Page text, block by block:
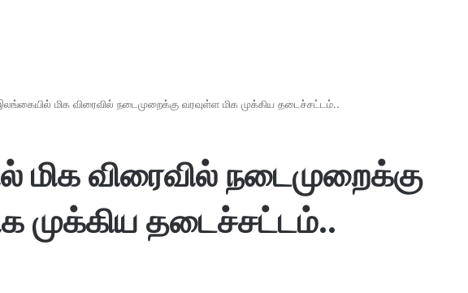
மிக விரைவில் நடைமுறைக்கு வரவுள்ள மிக முக்கிய தடைச்சட்டம்..
விரைவில் நடைமுறைக்கு
முக்கிய தடைச்சட்டம்..